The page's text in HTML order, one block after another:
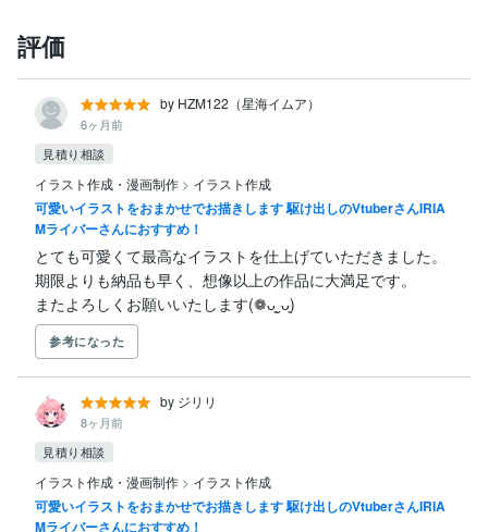
評価
by HZM122（星海イムア）
6ヶ月前
見積り相談
イラスト作成・漫画制作 > イラスト作成
可愛いイラストをおまかせでお描きします 駆け出しのVtuberさんIRIA
Mライバーさんにおすすめ！
とても可愛くて最高なイラストを仕上げていただきました。
期限よりも納品も早く、想像以上の作品に大満足です。
またよろしくお願いいたします(❁ᴗ͈ˬᴗ͈)
参考になった
by ジリリ
8ヶ月前
見積り相談
イラスト作成・漫画制作 > イラスト作成
可愛いイラストをおまかせでお描きします 駆け出しのVtuberさんIRIA
Mライバーさんにおすすめ！